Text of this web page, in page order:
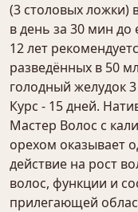
(3 столовых ложки)
в день за 30 мин до
12 лет
разведённых в 50
голодный желудок
Курс - 15 дней.
Мастер Волос с
орехом оказывает
действие на рост
волос, функции и
прилегающей